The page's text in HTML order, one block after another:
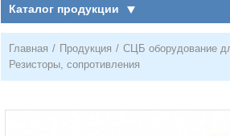
Каталог продукции
Главная / Продукция / СЦБ оборудование
Резисторы, сопротивления